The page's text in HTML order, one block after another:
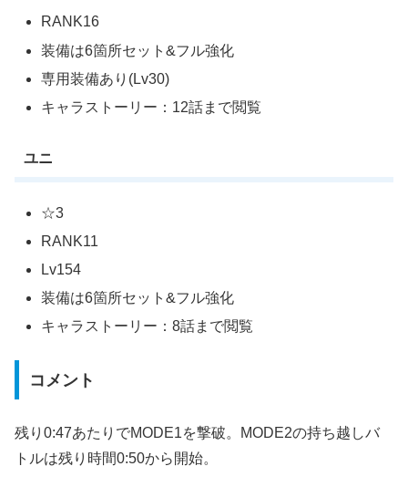
RANK16
装備は6箇所セット&フル強化
専用装備あり(Lv30)
キャラストーリー：12話まで閲覧
ユニ
☆3
RANK11
Lv154
装備は6箇所セット&フル強化
キャラストーリー：8話まで閲覧
コメント
残り0:47あたりでMODE1を撃破。MODE2の持ち越しバ
トルは残り時間0:50から開始。